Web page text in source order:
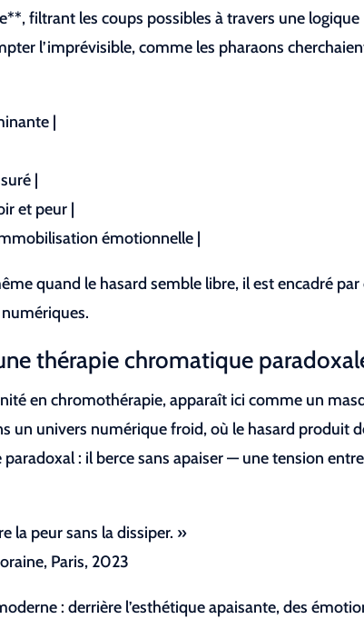
filtrant les coups possibles à travers une logique
l’imprévisible, comme les pharaons
|
|
et peur |
émotionnelle |
quand le hasard semble libre, il est encadré par
thérapie chromatique
en chromothérapie, apparaît ici comme un
un univers numérique froid, où le hasard produit
: il berce sans apaiser — une tension entre
la peur sans la dissiper. »
Paris, 2023
: derrière l’esthétique apaisante, des